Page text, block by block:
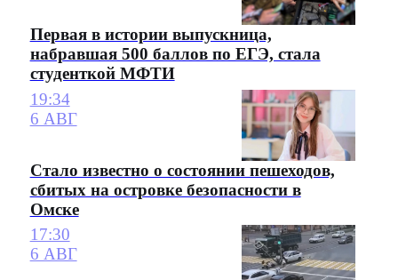
Первая в истории выпускница,
набравшая 500 баллов по ЕГЭ, стала
студенткой МФТИ
19:34
6 АВГ
Стало известно о состоянии пешеходов,
сбитых на островке безопасности в
Омске
17:30
6 АВГ